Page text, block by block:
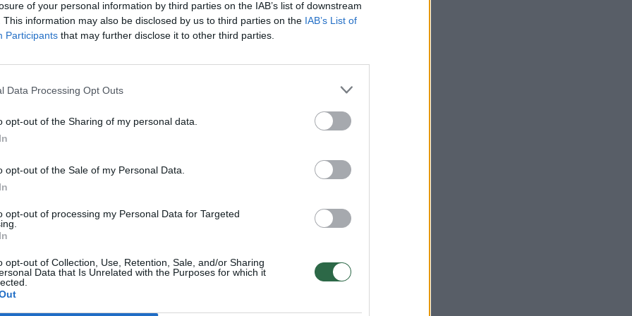
of your personal information by third parties on the IAB’s list of downstream
This information may also be disclosed by us to third parties on the IAB’s List of
Participants that may further disclose it to other third parties.
Data Processing Opt Outs
opt-out of the Sharing of my personal data.
opt-out of the Sale of my Personal Data.
opt-out of processing my Personal Data for Targeted
opt-out of Collection, Use, Retention, Sale, and/or Sharing
Data that Is Unrelated with the Purposes for which it
„Apple“ nurodė, kad
„privatumo ir saugumo grėsmių“, tad
priemones, kad galėtų sumažinti jų
apdorojimo metodai ir
galimybes, susijusias su
bei neteisėtu ir žalingu